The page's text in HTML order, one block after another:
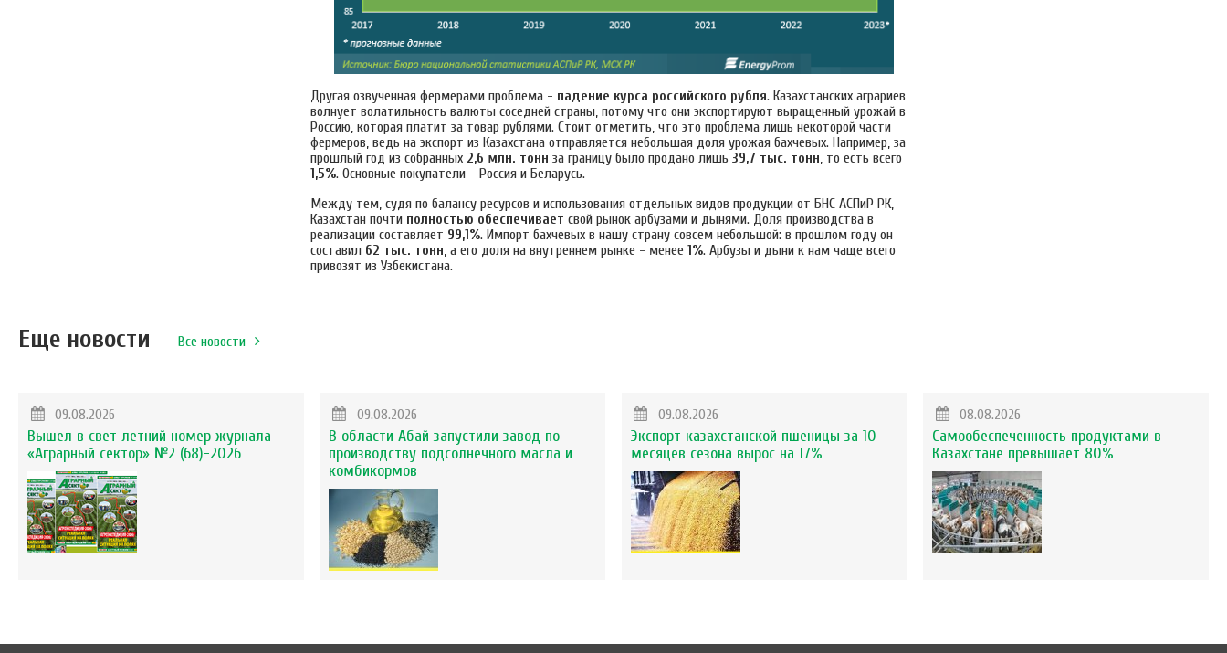
Другая озвученная фермерами проблема - падение курса российского рубля. Казахстанских аграриев
волнует волатильность валюты соседней страны, потому что они экспортируют выращенный урожай в
Россию, которая платит за товар рублями. Стоит отметить, что это проблема лишь некоторой части
фермеров, ведь на экспорт из Казахстана отправляется небольшая доля урожая бахчевых. Например, за
прошлый год из собранных 2,6 млн. тонн за границу было продано лишь 39,7 тыс. тонн, то есть всего
1,5%. Основные покупатели - Россия и Беларусь.
Между тем, судя по балансу ресурсов и использования отдельных видов продукции от БНС АСПиР РК,
Казахстан почти полностью обеспечивает свой рынок арбузами и дынями. Доля производства в
реализации составляет 99,1%. Импорт бахчевых в нашу страну совсем небольшой: в прошлом году он
составил 62 тыс. тонн, а его доля на внутреннем рынке - менее 1%. Арбузы и дыни к нам чаще всего
привозят из Узбекистана.
Еще новости Все новости
09.08.2026
Вышел в свет летний номер журнала
«Аграрный сектор» №2 (68)-2026
09.08.2026
В области Абай запустили завод по
производству подсолнечного масла и
комбикормов
09.08.2026
Экспорт казахстанской пшеницы за 10
месяцев сезона вырос на 17%
08.08.2026
Самообеспеченность продуктами в
Казахстане превышает 80%